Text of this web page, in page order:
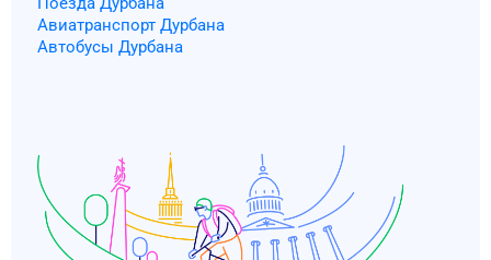
Авиатранспорт Дурбана
Автобусы Дурбана